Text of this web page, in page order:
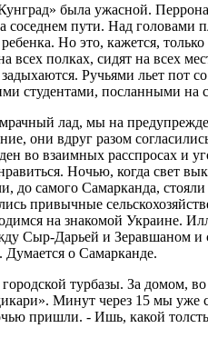
была ужасной.
соседнем пути. Над головами
Но это, кажется,
всех полках, сидят на всех
Ручьями льет пот
студентами, посланными
лад, мы на
они вдруг разом
во взаимных расспросах и
Ночью, когда свет
до самого Самарканда,
привычные
на знакомой Украине.
Сыр-Дарьей и Зеравшаном
Думается о Самарканде.
турбазы. За домом,
Минут через 15 мы уже
пришли. - Ишь, какой